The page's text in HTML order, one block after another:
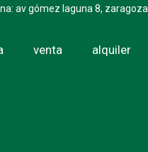
av gómez laguna 8, zaragoza
venta alquiler